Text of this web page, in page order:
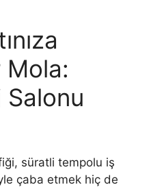
Mola:
süratli tempolu iş
çaba etmek hiç de